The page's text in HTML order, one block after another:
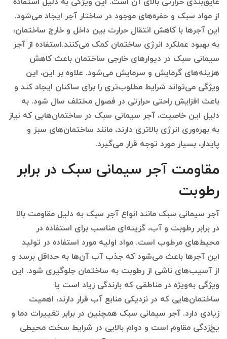
از مواد سبک و حفره‌های موجود در ساختار آجر ایجاد می‌شود.
این آجرها با کاهش انتقال حرارت بین داخل و خارج ساختمان،
به بهبود عملکرد انرژی ساختمان کمک می‌کنند.استفاده از آجر
سیمانی سبک در دیوارهای خارجی ساختمان باعث کاهش
هزینه‌های گرمایش و سرمایش می‌شود. علاوه بر این، این
ویژگی می‌تواند شرایط مطلوب‌تری را برای ساکنان ایجاد کند و
باعث افزایش راحتی حرارتی در فصول مختلف سال شود. به
دلیل این خاصیت، آجر سیمانی سبک در ساختمان‌هایی که نیاز
به بهره‌وری انرژی بالاتری دارند، مانند ساختمان‌های سبز و
پایدار، بسیار مورد توجه قرار می‌گیرد.
مقاومت آجر سیمانی سبک در برابر
رطوبت
آجر سیمانی سبک مانند انواع آجر سبک به دلیل مقاومت بالا
در برابر رطوبت و آب، گزینه‌ای مناسب برای استفاده در
محیط‌های مرطوب است. مواد اولیه مورد استفاده در تولید
این آجرها باعث می‌شود که جذب آب آن‌ها به حداقل برسد و
از آسیب‌های ناشی از رطوبت به ساختمان جلوگیری شود. این
ویژگی به‌ویژه در مناطقی که بارندگی زیاد است یا
ساختمان‌هایی که در نزدیکی منابع آب قرار دارند، اهمیت
زیادی دارد. آجر سیمانی سبک همچنین در برابر تغییرات دما و
یخ‌زدگی مقاوم است و دوام بالایی در شرایط سخت محیطی